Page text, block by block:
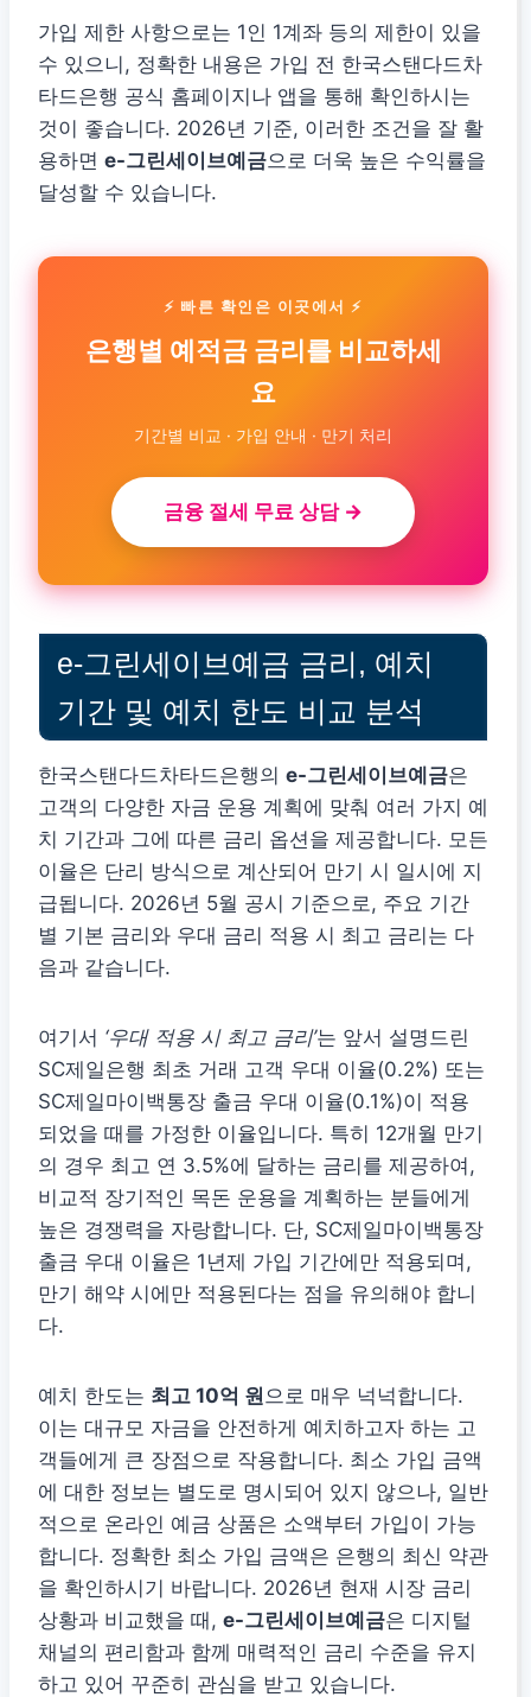
가입 제한 사항으로는 1인 1계좌 등의 제한이 있을
수 있으니, 정확한 내용은 가입 전 한국스탠다드차
타드은행 공식 홈페이지나 앱을 통해 확인하시는
것이 좋습니다. 2026년 기준, 이러한 조건을 잘 활
용하면 e-그린세이브예금으로 더욱 높은 수익률을
달성할 수 있습니다.
⚡ 빠른 확인은 이곳에서 ⚡
은행별 예적금 금리를 비교하세
요
기간별 비교 · 가입 안내 · 만기 처리
금융 절세 무료 상담 →
e-그린세이브예금 금리, 예치
기간 및 예치 한도 비교 분석
한국스탠다드차타드은행의 e-그린세이브예금은
고객의 다양한 자금 운용 계획에 맞춰 여러 가지 예
치 기간과 그에 따른 금리 옵션을 제공합니다. 모든
이율은 단리 방식으로 계산되어 만기 시 일시에 지
급됩니다. 2026년 5월 공시 기준으로, 주요 기간
별 기본 금리와 우대 금리 적용 시 최고 금리는 다
음과 같습니다.
여기서 ‘우대 적용 시 최고 금리’는 앞서 설명드린
SC제일은행 최초 거래 고객 우대 이율(0.2%) 또는
SC제일마이백통장 출금 우대 이율(0.1%)이 적용
되었을 때를 가정한 이율입니다. 특히 12개월 만기
의 경우 최고 연 3.5%에 달하는 금리를 제공하여,
비교적 장기적인 목돈 운용을 계획하는 분들에게
높은 경쟁력을 자랑합니다. 단, SC제일마이백통장
출금 우대 이율은 1년제 가입 기간에만 적용되며,
만기 해약 시에만 적용된다는 점을 유의해야 합니
다.
예치 한도는 최고 10억 원 으로 매우 넉넉합니다.
이는 대규모 자금을 안전하게 예치하고자 하는 고
객들에게 큰 장점으로 작용합니다. 최소 가입 금액
에 대한 정보는 별도로 명시되어 있지 않으나, 일반
적으로 온라인 예금 상품은 소액부터 가입이 가능
합니다. 정확한 최소 가입 금액은 은행의 최신 약관
을 확인하시기 바랍니다. 2026년 현재 시장 금리
상황과 비교했을 때, e-그린세이브예금은 디지털
채널의 편리함과 함께 매력적인 금리 수준을 유지
하고 있어 꾸준히 관심을 받고 있습니다.